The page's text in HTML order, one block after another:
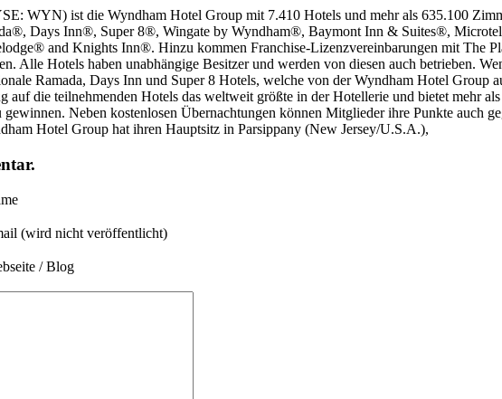
WYN) ist die Wyndham Hotel Group mit 7.410 Hotels und mehr als 635.100
Days Inn®, Super 8®, Wingate by Wyndham®, Baymont Inn & Suites®,
and Knights Inn®. Hinzu kommen Franchise-Lizenzvereinbarungen mit The
Alle Hotels haben unabhängige Besitzer und werden von diesen auch betrieben.
Ramada, Days Inn und Super 8 Hotels, welche von der Wyndham Hotel
auf die teilnehmenden Hotels das weltweit größte in der Hotellerie und bietet mehr
Neben kostenlosen Übernachtungen können Mitglieder ihre Punkte auch
Hotel Group hat ihren Hauptsitz in Parsippany (New Jersey/U.S.A.),
(wird nicht veröffentlicht)
/ Blog